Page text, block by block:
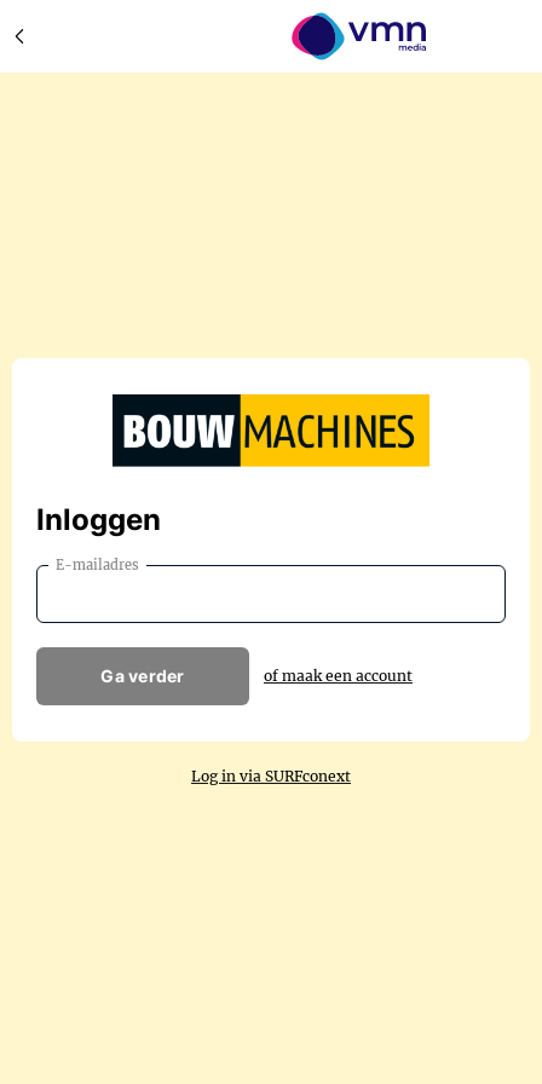
Inloggen
E-mailadres
Ga verder of maak een account
Log in via SURFconext